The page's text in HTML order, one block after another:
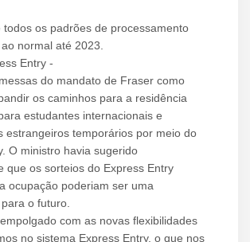
todos os padrões de processamento
normal até 2023.
Entry -
do mandato de Fraser como
os caminhos para a residência
estudantes internacionais e
estrangeiros temporários por meio do
O ministro havia sugerido
que os sorteios do Express Entry
ocupação poderiam ser uma
o futuro.
com as novas flexibilidades
no sistema Express Entry, o que nos